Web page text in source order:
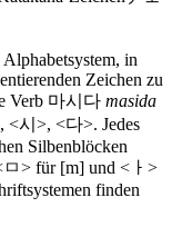
in
Zeichen zu
Verb 마시 다 masida
<시 >, <다>. Jedes
Silbenblöcken
ㅁ> für [m] und < ㅏ >
finden